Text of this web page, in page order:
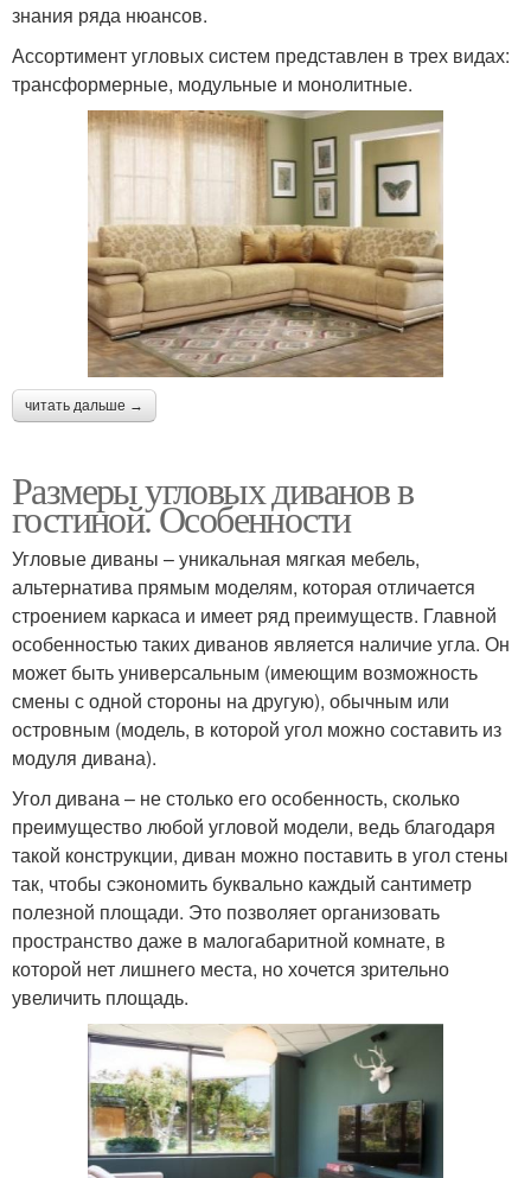
знания ряда нюансов.
Ассортимент угловых систем представлен в трех видах:
трансформерные, модульные и монолитные.
читать дальше →
Размеры угловых диванов в
гостиной. Особенности
Угловые диваны – уникальная мягкая мебель,
альтернатива прямым моделям, которая отличается
строением каркаса и имеет ряд преимуществ. Главной
особенностью таких диванов является наличие угла. Он
может быть универсальным (имеющим возможность
смены с одной стороны на другую), обычным или
островным (модель, в которой угол можно составить из
модуля дивана).
Угол дивана – не столько его особенность, сколько
преимущество любой угловой модели, ведь благодаря
такой конструкции, диван можно поставить в угол стены
так, чтобы сэкономить буквально каждый сантиметр
полезной площади. Это позволяет организовать
пространство даже в малогабаритной комнате, в
которой нет лишнего места, но хочется зрительно
увеличить площадь.